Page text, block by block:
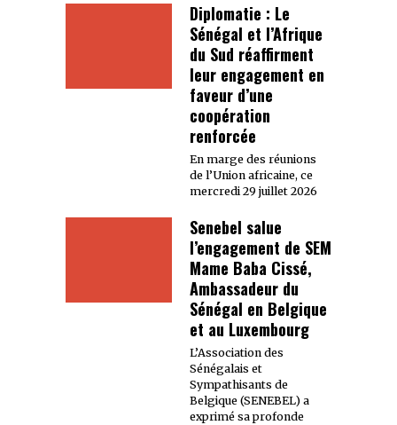
Diplomatie : Le
Sénégal et l’Afrique
du Sud réaffirment
leur engagement en
faveur d’une
coopération
renforcée
En marge des réunions
de l’Union africaine, ce
mercredi 29 juillet 2026
Senebel salue
l’engagement de SEM
Mame Baba Cissé,
Ambassadeur du
Sénégal en Belgique
et au Luxembourg
L’Association des
Sénégalais et
Sympathisants de
Belgique (SENEBEL) a
exprimé sa profonde